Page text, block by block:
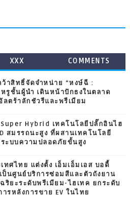
XXX COMMENTS
ว้าสิทธิ์จัดจำหน่าย “หงษ์ฉี :
หรูชั้นผู้นำ เดินหน้าปักธงในตลาด
ลตร้าลักชัวรีและพรีเมียม
Super Hybrid เทคโนโลยีปลั๊กอินไฮ
สมรรถนะสูง ที่ผสานเทคโนโลยี
ะบบความปลอดภัยขั้นสูง
เทศไทย แต่งตั้ง เอ็มเอ็มเอส บอดี้
ป็นศูนย์บริการซ่อมสีและตัวถังยาน
ริยะระดับพรีเมียม-ไฮเทค ยกระดับ
รหลังการขาย EV ในไทย